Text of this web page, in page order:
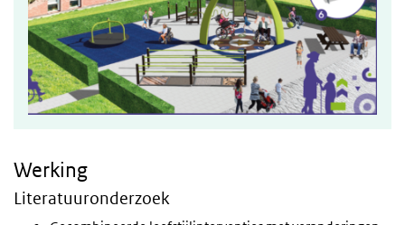
Werking
Literatuuronderzoek